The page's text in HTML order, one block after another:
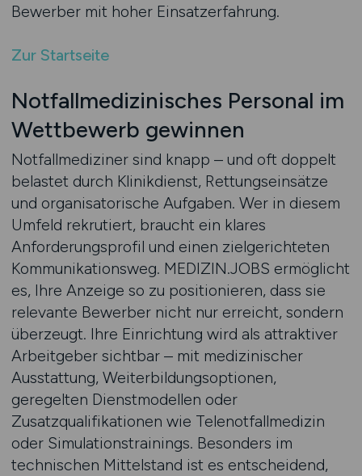
Bewerber mit hoher Einsatzerfahrung.
Zur Startseite
Notfallmedizinisches Personal im
Wettbewerb gewinnen
Notfallmediziner sind knapp – und oft doppelt
belastet durch Klinikdienst, Rettungseinsätze
und organisatorische Aufgaben. Wer in diesem
Umfeld rekrutiert, braucht ein klares
Anforderungsprofil und einen zielgerichteten
Kommunikationsweg. MEDIZIN.JOBS ermöglicht
es, Ihre Anzeige so zu positionieren, dass sie
relevante Bewerber nicht nur erreicht, sondern
überzeugt. Ihre Einrichtung wird als attraktiver
Arbeitgeber sichtbar – mit medizinischer
Ausstattung, Weiterbildungsoptionen,
geregelten Dienstmodellen oder
Zusatzqualifikationen wie Telenotfallmedizin
oder Simulationstrainings. Besonders im
technischen Mittelstand ist es entscheidend,